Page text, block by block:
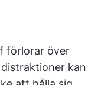
förlorar över
kan